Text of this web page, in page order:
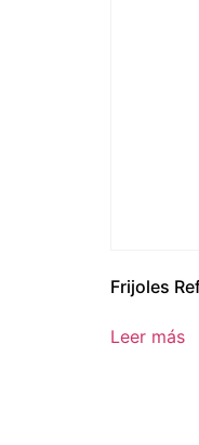
Frijoles
Leer más